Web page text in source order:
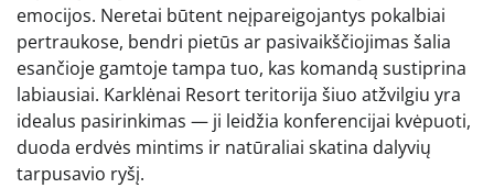
emocijos. Neretai būtent neįpareigojantys pokalbiai
pertraukose, bendri pietūs ar pasivaikščiojimas šalia
esančioje gamtoje tampa tuo, kas komandą sustiprina
labiausiai. Karklėnai Resort teritorija šiuo atžvilgiu yra
idealus pasirinkimas — ji leidžia konferencijai kvėpuoti,
duoda erdvės mintims ir natūraliai skatina dalyvių
tarpusavio ryšį.